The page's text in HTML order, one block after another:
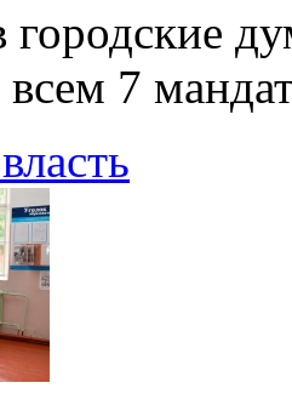
7